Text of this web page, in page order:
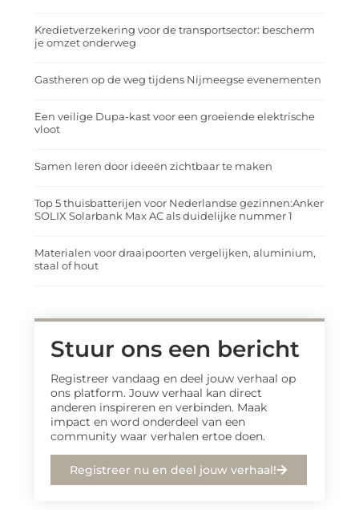
Kredietverzekering voor de transportsector: bescherm
je omzet onderweg
Gastheren op de weg tijdens Nijmeegse evenementen
Een veilige Dupa-kast voor een groeiende elektrische
vloot
Samen leren door ideeën zichtbaar te maken
Top 5 thuisbatterijen voor Nederlandse gezinnen:Anker
SOLIX Solarbank Max AC als duidelijke nummer 1
Materialen voor draaipoorten vergelijken, aluminium,
staal of hout
Stuur ons een bericht
Registreer vandaag en deel jouw verhaal op
ons platform. Jouw verhaal kan direct
anderen inspireren en verbinden. Maak
impact en word onderdeel van een
community waar verhalen ertoe doen.
Registreer nu en deel jouw verhaal!